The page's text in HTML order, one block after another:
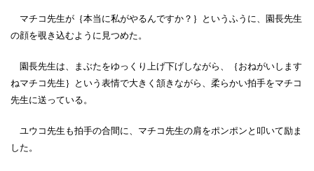
マチコ先生が｛本当に私がやるんですか？｝というふうに、園長先生
の顔を覗き込むように見つめた。
園長先生は、まぶたをゆっくり上げ下げしながら、｛おねがいします
ねマチコ先生｝という表情で大きく頷きながら、柔らかい拍手をマチコ
先生に送っている。
ユウコ先生も拍手の合間に、マチコ先生の肩をポンポンと叩いて励ま
した。